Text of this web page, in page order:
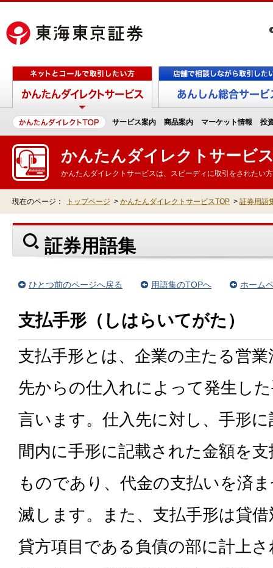
サービス案内 商品案内 マーケット情報 投
かんたんダイレクトサービ
かんたんダイレクトサービスは、スピーディに取引をされたい
現在のページ： トップページ > かんたんダイレクトサービスTOP > 証券用語
証券用語集
ひとつ前のページへ戻る 用語集のTOPへ ホーム
支払手形（しはらいてがた）
支払手形とは、企業の主たる営
先からの仕入れによって発生し
言います。仕入先に対し、手形
間内に手形に記載された金額を
ものであり、代金の支払いを済
滅します。また、支払手形は貸
貸方項目である負債の部に計上